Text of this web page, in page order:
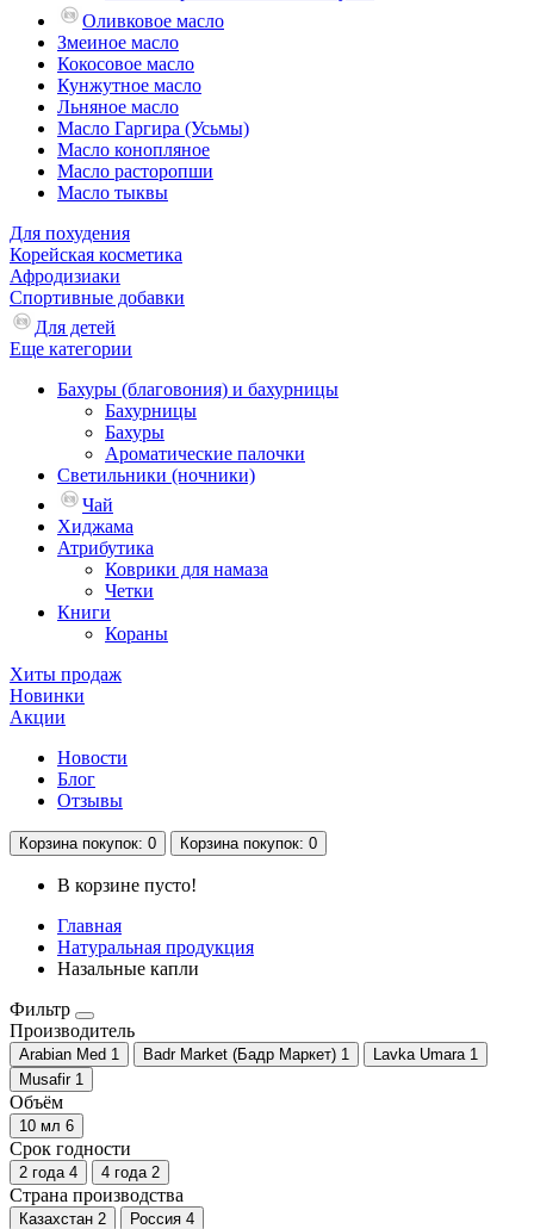
Оливковое масло
Змеиное масло
Кокосовое масло
Кунжутное масло
Льняное масло
Масло Гаргира (Усьмы)
Масло конопляное
Масло расторопши
Масло тыквы
Для похудения
Корейская косметика
Афродизиаки
Спортивные добавки
Для детей
Еще категории
Бахуры (благовония) и бахурницы
Бахурницы
Бахуры
Ароматические палочки
Светильники (ночники)
Чай
Хиджама
Атрибутика
Коврики для намаза
Четки
Книги
Кораны
Хиты продаж
Новинки
Акции
Новости
Блог
Отзывы
Корзина покупок: 0 Корзина покупок: 0
В корзине пусто!
Главная
Натуральная продукция
Назальные капли
Фильтр
Производитель
Arabian Med 1 Badr Market (Бадр Маркет) 1 Lavka Umara 1
Musafir 1
Объём
10 мл 6
Срок годности
2 года 4 4 года 2
Страна производства
Казахстан 2 Россия 4